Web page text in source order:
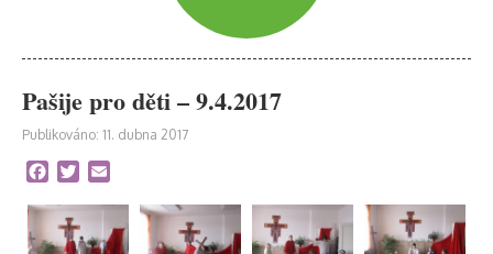
Pašije pro děti – 9.4.2017
Publikováno: 11. dubna 2017
Facebook
Twitter